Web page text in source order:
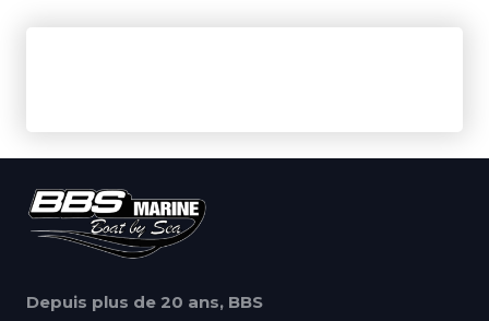
Depuis plus de 20 ans, BBS